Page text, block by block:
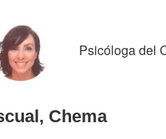
Psicóloga del
Chema